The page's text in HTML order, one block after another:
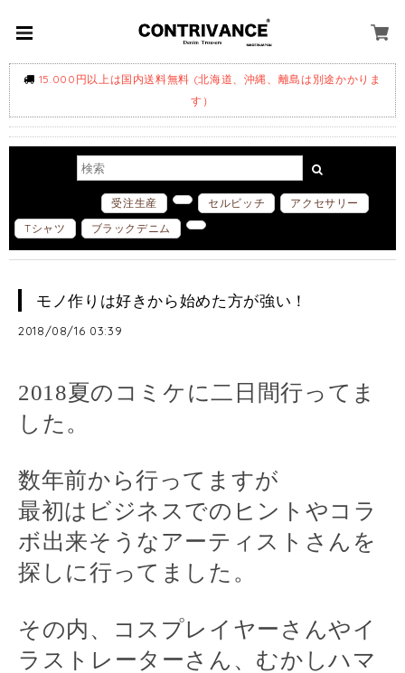
15.000円以上は国内送料無料 (北海道、沖縄、離島は別途かかりま
す）
受注生産 セルビッチ
アクセサリー
Tシャツ
ブラックデニム
モノ作りは好きから始めた方が強い！
2018/08/16 03:39
2018夏のコミケに二日間行ってま
した。
数年前から行ってますが
最初はビジネスでのヒントやコラ
ボ出来そうなアーティストさんを
探しに行ってました。
その内、コスプレイヤーさんやイ
ラストレーターさん、むかしハマ